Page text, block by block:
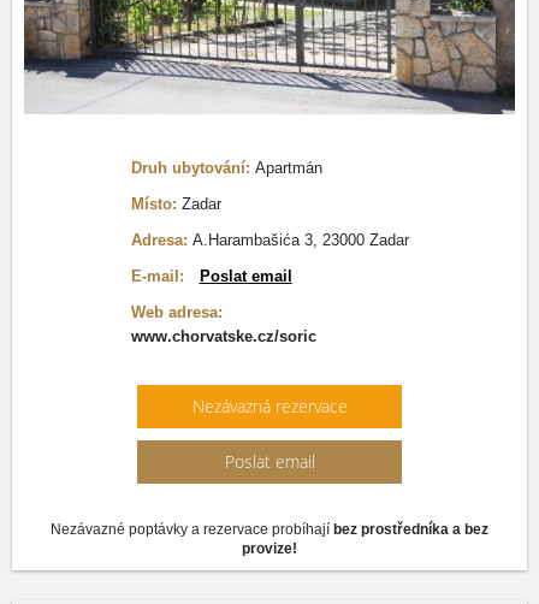
Druh ubytování: Apartmán
Místo: Zadar
Adresa: A.Harambašića 3, 23000 Zadar
E-mail:
Poslat email
Web adresa:
www.chorvatske.cz/soric
Nezávazná rezervace
Poslat email
Nezávazné poptávky a rezervace probíhají bez prostředníka a bez
provize!